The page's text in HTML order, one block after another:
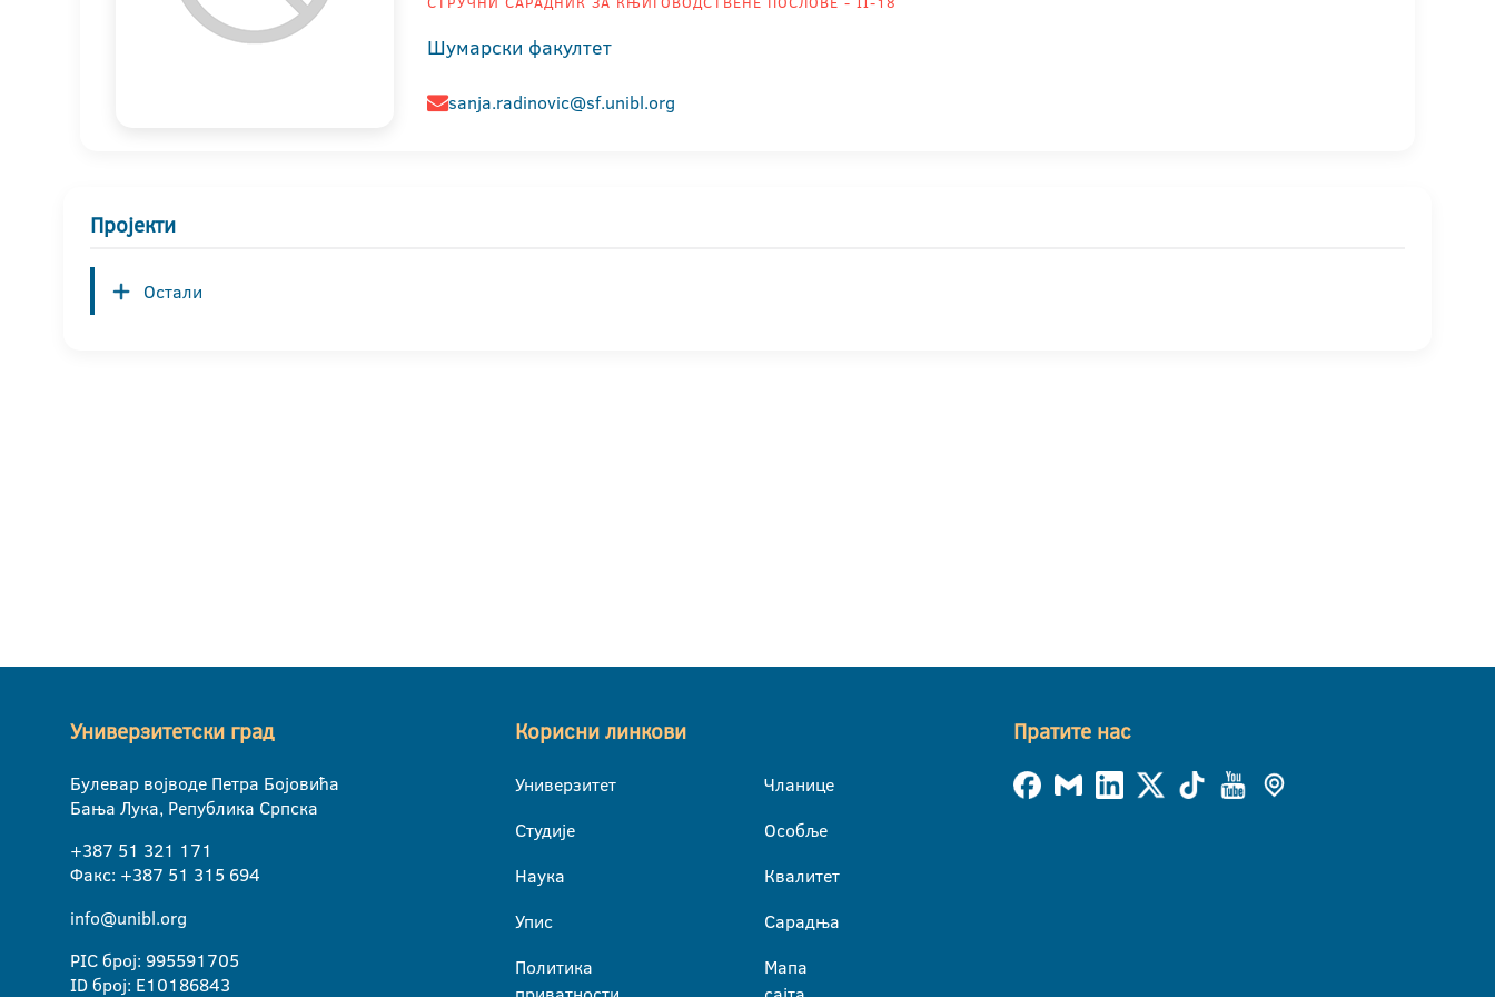
Шумарски факултет
sanja.radinovic@sf.unibl.org
Пројекти
Остали
Универзитетски град
Булевар војводе Петра Бојовића
Бања Лука, Република Српска
+387 51 321 171
Факс: +387 51 315 694
info@unibl.org
PIC број: 995591705
ID број: E10186843
Корисни линкови
Универзитет
Студије
Наука
Упис
Политика
Чланице
Особље
Квалитет
Сарадња
Мапа
Пратите нас